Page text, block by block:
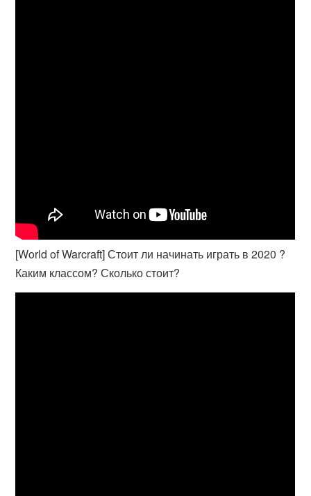
[World of Warcraft] Стоит ли начинать играть в 2020 ?
Каким классом? Сколько стоит?